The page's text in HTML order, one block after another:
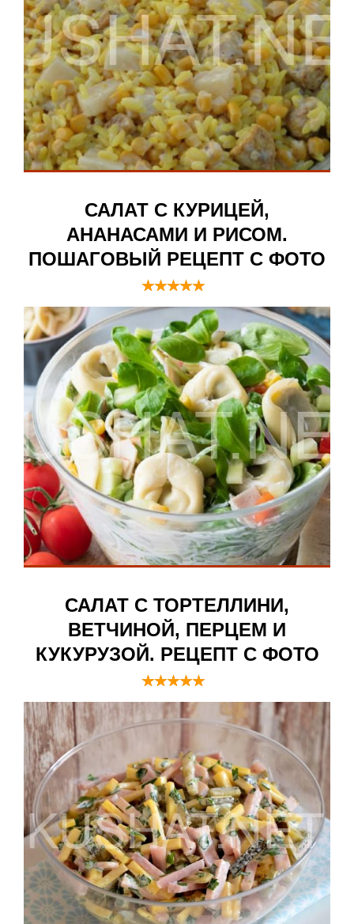
САЛАТ С КУРИЦЕЙ,
АНАНАСАМИ И РИСОМ.
ПОШАГОВЫЙ РЕЦЕПТ С ФОТО
САЛАТ С ТОРТЕЛЛИНИ,
ВЕТЧИНОЙ, ПЕРЦЕМ И
КУКУРУЗОЙ. РЕЦЕПТ С ФОТО